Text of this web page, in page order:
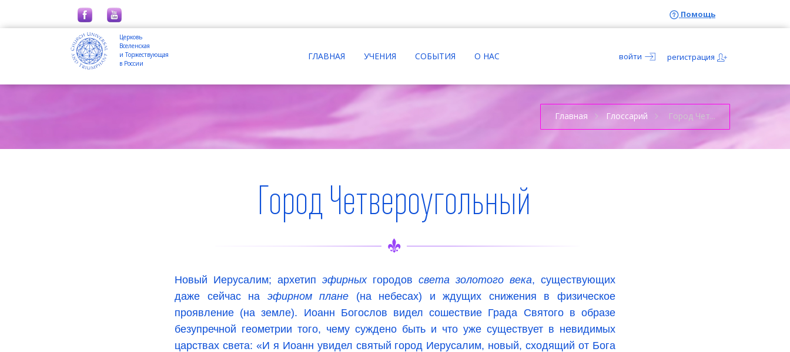
Помощь
Церковь
Вселенская
и Торжествующая
в России
ГЛАВНАЯ УЧЕНИЯ СОБЫТИЯ О НАС войти регистрация
Главная Глоссарий Город Чет...
Город Четвероугольный
Новый Иерусалим; архетип эфирных городов света золотого века, существующих
даже сейчас на эфирном плане (на небесах) и ждущих снижения в физическое
проявление (на земле). Иоанн Богослов видел сошествие Града Святого в образе
безупречной геометрии того, чему суждено быть и что уже существует в невидимых
царствах света: «И я Иоанн увидел святый город Иерусалим, новый, сходящий от Бога